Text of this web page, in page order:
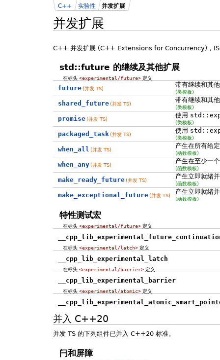
并发扩展
C++ 实验性 并发扩展
C++ 并发扩展 (C++ Extensions for Concurrency)，
std::future 的继续及其他扩展
在标头<experimental/future> 定义
future (并发 TS) 带有继续和其
(类模板)
shared_future (并发 TS) 带有继续和其
(类模板)
promise (并发 TS) 使用
(类模板)
packaged_task (并发 TS) 使用
(类模板)
when_all (并发 TS) 产生在所有给
(函数模板)
when_any (并发 TS) 产生在至少一
(函数模板)
make_ready_future (并发 TS) 产生立即就绪
(函数模板)
make_exceptional_future (并发 TS) 产生立即就绪
(函数模板)
特性测试宏
在标头<experimental/future> 定义
在标头<experimental/latch> 定义
__cpp_lib_experimental_latch
在标头<experimental/barrier> 定义
__cpp_lib_experimental_barrier
在标头<experimental/atomic> 定义
并入 C++20
并发 TS 的下列组件已并入 C++20 标准。
闩和屏障